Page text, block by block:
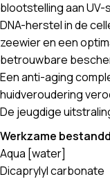
blootstelling aan
DNA-herstel in de
zeewier en een
betrouwbare
Een anti-aging
huidveroudering
De jeugdige
Werkzame
Aqua [water]
Dicaprylyl carbonate